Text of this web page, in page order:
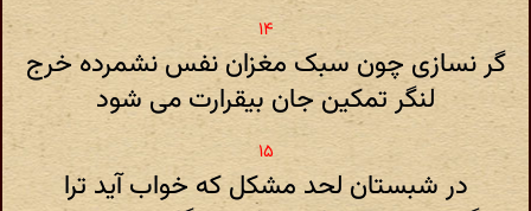
گر نسازی چون سبک مغزان نفس نشمرده خرج
لنگر تمکین جان بیقرارت می شود
در شبستان لحد مشکل که خواب آید ترا